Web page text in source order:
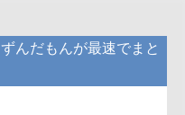
んだもんが最速でまと